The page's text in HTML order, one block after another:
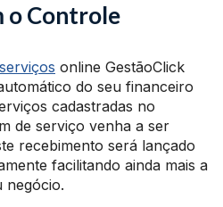
o Controle
online GestãoClick
do seu financeiro
cadastradas no
de serviço venha a ser
recebimento será lançado
facilitando ainda mais a
negócio.